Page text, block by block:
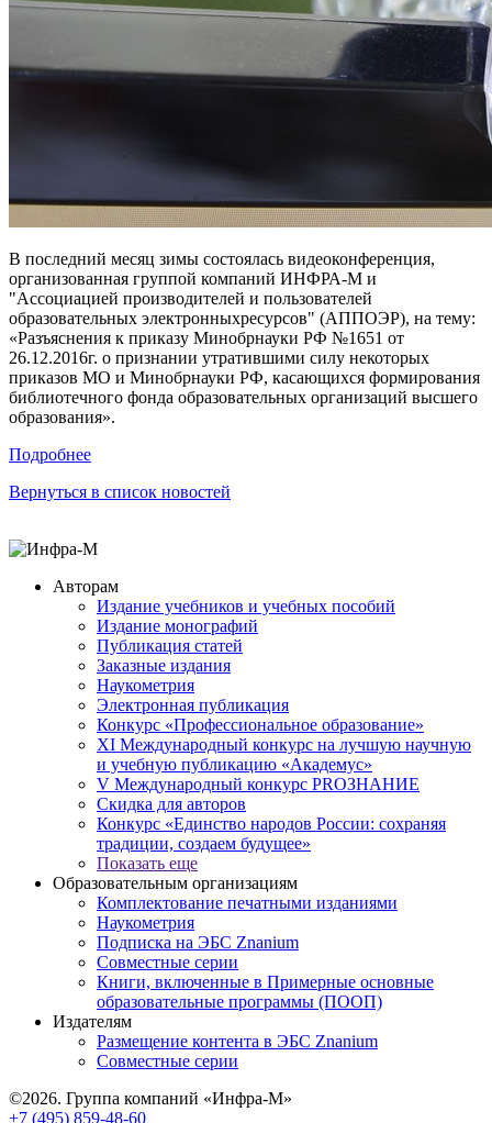
В последний месяц зимы состоялась видеоконференция,
организованная группой компаний ИНФРА-М и
"Ассоциацией производителей и пользователей
образовательных электронныхресурсов" (АППОЭР), на тему:
«Разъяснения к приказу Минобрнауки РФ №1651 от
26.12.2016г. о признании утратившими силу некоторых
приказов МО и Минобрнауки РФ, касающихся формирования
библиотечного фонда образовательных организаций высшего
образования».
Подробнее
Вернуться в список новостей
Авторам
Издание учебников и учебных пособий
Издание монографий
Публикация статей
Заказные издания
Наукометрия
Электронная публикация
Конкурс «Профессиональное образование»
XI Международный конкурс на лучшую научную
и учебную публикацию «Академус»
V Международный конкурс PROЗНАНИЕ
Скидка для авторов
Конкурс «Единство народов России: сохраняя
традиции, создаем будущее»
Показать еще
Образовательным организациям
Комплектование печатными изданиями
Наукометрия
Подписка на ЭБС Znanium
Совместные серии
Книги, включенные в Примерные основные
образовательные программы (ПООП)
Издателям
Размещение контента в ЭБС Znanium
Совместные серии
©2026. Группа компаний «Инфра-М»
+7 (495) 859-48-60